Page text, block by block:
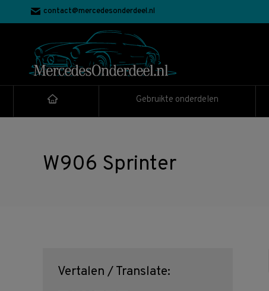
contact@mercedesonderdeel.nl
Gebruikte onderdelen
W906 Sprinter
Vertalen / Translate: